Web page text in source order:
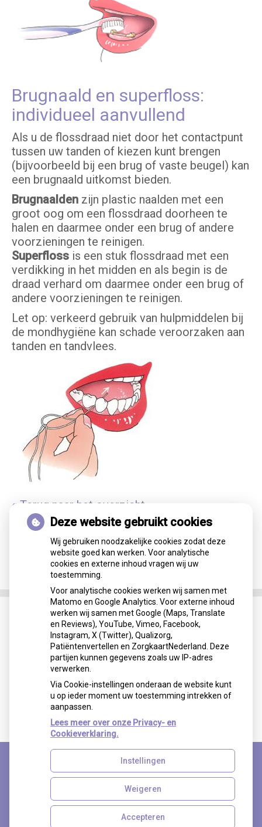
Brugnaald en superfloss:
individueel aanvullend
Als u de flossdraad niet door het contactpunt
tussen uw tanden of kiezen kunt brengen
(bijvoorbeeld bij een brug of vaste beugel) kan
een brugnaald uitkomst bieden.
Brugnaalden zijn plastic naalden met een
groot oog om een flossdraad doorheen te
halen en daarmee onder een brug of andere
voorzieningen te reinigen.
Superfloss is een stuk flossdraad met een
verdikking in het midden en als begin is de
draad verhard om daarmee onder een brug of
andere voorzieningen te reinigen.
Let op: verkeerd gebruik van hulpmiddelen bij
de mondhygiëne kan schade veroorzaken aan
tanden en tandvlees.
« Terug naar het overzicht
Uw Zorg Online|Beheer
Cookie-instellingen
Deze website gebruikt cookies
Wij gebruiken noodzakelijke cookies zodat deze
website goed kan werken. Voor analytische
cookies en externe inhoud vragen wij uw
toestemming.
Voor analytische cookies werken wij samen met
Matomo en Google Analytics. Voor externe inhoud
werken wij samen met Google (Maps, Translate
en Reviews), YouTube, Vimeo, Facebook,
Instagram, X (Twitter), Qualizorg,
Patiëntenvertellen en ZorgkaartNederland. Deze
partijen kunnen gegevens zoals uw IP-adres
verwerken.
Via Cookie-instellingen onderaan de website kunt
u op ieder moment uw toestemming intrekken of
aanpassen.
Lees meer over onze Privacy- en
Cookieverklaring.
Instellingen
Weigeren
Accepteren